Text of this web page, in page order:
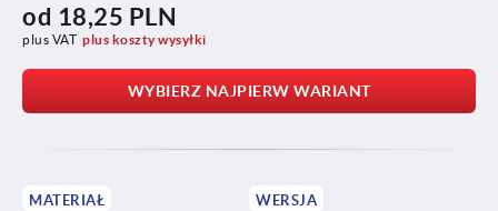
od 18,25 PLN
plus VAT plus koszty wysyłki
WYBIERZ NAJPIERW WARIANT
MATERIAŁ WERSJA